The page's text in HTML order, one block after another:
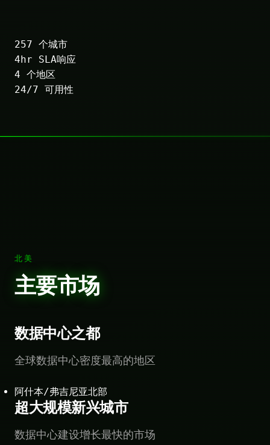
257 个城市
4hr
SLA响应
4 个地区
24/7 可用性
北美
主要市场
数据中心之都
全球数据中心密度最高的地区
阿什本/弗吉尼亚北部
超大规模新兴城市
数据中心建设增长最快的市场